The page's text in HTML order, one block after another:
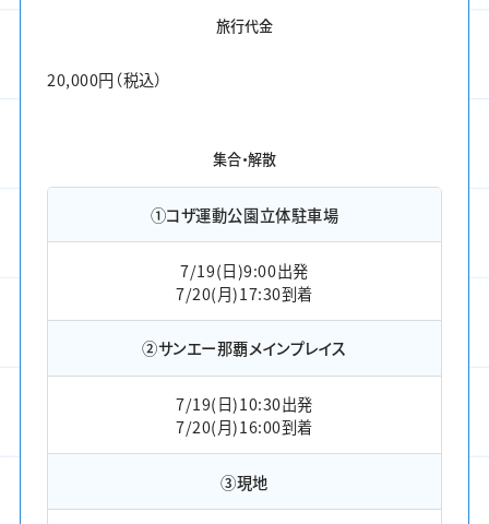
旅行代金
20,000円（税込）
集合・解散
①コザ運動公園立体駐車場
7/19(日)9:00出発
7/20(月)17:30到着
②サンエー那覇メインプレイス
7/19(日)10:30出発
7/20(月)16:00到着
③現地